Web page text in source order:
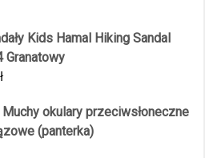
Kids Hamal Hiking Sandal
Granatowy
Muchy okulary przeciwsłoneczne
(panterka)